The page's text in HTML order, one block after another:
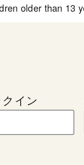
older than 13
イン